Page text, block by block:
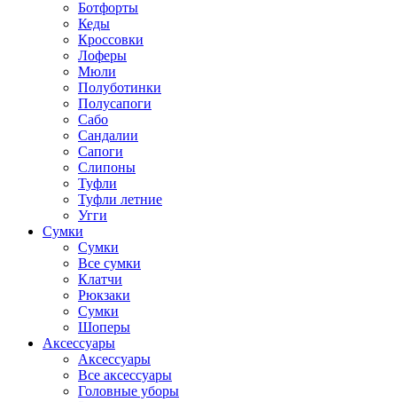
Ботфорты
Кеды
Кроссовки
Лоферы
Мюли
Полуботинки
Полусапоги
Сабо
Сандалии
Сапоги
Слипоны
Туфли
Туфли летние
Угги
Сумки
Сумки
Все сумки
Клатчи
Рюкзаки
Сумки
Шоперы
Аксессуары
Аксессуары
Все аксессуары
Головные уборы